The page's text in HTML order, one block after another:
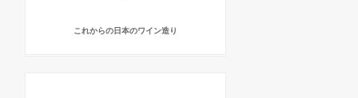
これからの日本のワイン造り